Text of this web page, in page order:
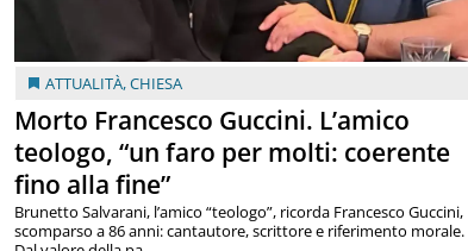
ATTUALITÀ,CHIESA
Morto Francesco Guccini. L’amico
teologo, “un faro per molti: coerente
fino alla fine”
Brunetto Salvarani, l’amico “teologo”, ricorda Francesco Guccini,
scomparso a 86 anni: cantautore, scrittore e riferimento morale.